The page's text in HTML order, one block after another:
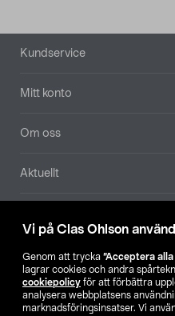
Vi på Clas Ohlson
Genom att trycka ”Acceptera alla
lagrar cookies och andra
cookiepolicy för att förbättra
analysera webbplatsens
marknadsföringsinsatser. Vi
Sidfot
Kundservice
Mitt konto
Om oss
Aktuellt
SE